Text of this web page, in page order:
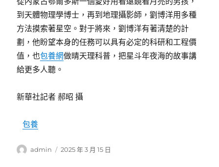
到天體物理學博士，再到地理攝影師，劉博洋用多種
方法摸索著星空。對于將來，劉博洋有著清楚的計
劃，他盼望本身的任務可以具有必定的科研和工程價
值，也包養網做晴天理科普，把星斗年夜海的故事講
給更多人聽。
新華社記者 郝昭 攝
包養
作
admin
發
2025 年 3 月 15 日